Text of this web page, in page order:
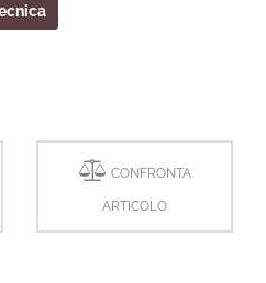
CONFRONTA
ARTICOLO